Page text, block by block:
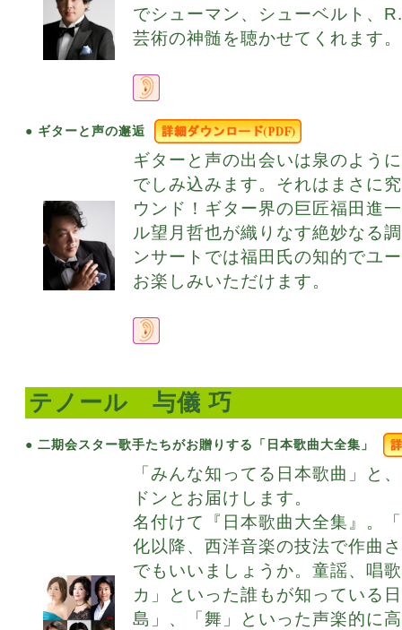
でシューマン、シューベルト、
芸術の神髄を聴かせてくれます。
● ギターと声の邂逅
ギターと声の出会いは泉のよう
でしみ込みます。それはまさに
ウンド！ギター界の巨匠福田進
ル望月哲也が織りなす絶妙なる
ンサートでは福田氏の知的でユ
お楽しみいただけます。
テノール 与儀 巧
● 二期会スター歌手たちがお贈りする「日本歌曲大全集」
「みんな知ってる日本歌曲」と
ドンとお届けします。
名付けて『日本歌曲大全集』。
化以降、西洋音楽の技法で作曲
でもいいましょうか。童謡、唱
カ」といった誰もが知っている
島」、「舞」といった声楽的に